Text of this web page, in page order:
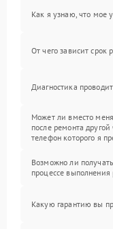
Как я узнаю, что мое
От чего зависит срок
Диагностика
Может ли вместо
после ремонта
телефон которого я
Возможно ли
процессе
Какую гарантию вы